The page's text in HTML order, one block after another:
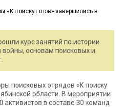
курс занятий по истории
войны, основам поисковых и
поисковых отрядов «К поиску
области. В мероприятии
активистов в составе 30 команд